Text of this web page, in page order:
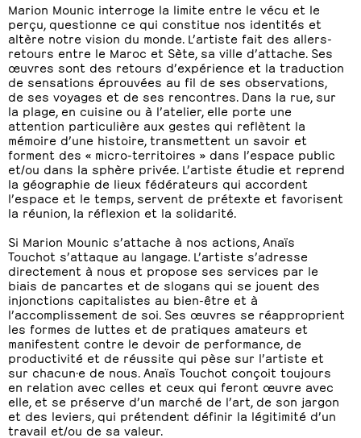
Marion Mounic interroge la limite entre le vécu et le
perçu, questionne ce qui constitue nos identités et
altère notre vision du monde. L’artiste fait des allers-
retours entre le Maroc et Sète, sa ville d’attache. Ses
œuvres sont des retours d’expérience et la traduction
de sensations éprouvées au fil de ses observations,
de ses voyages et de ses rencontres. Dans la rue, sur
la plage, en cuisine ou à l’atelier, elle porte une
attention particulière aux gestes qui reflètent la
mémoire d’une histoire, transmettent un savoir et
forment des « micro-territoires » dans l’espace public
et/ou dans la sphère privée. L’artiste étudie et reprend
la géographie de lieux fédérateurs qui accordent
l’espace et le temps, servent de prétexte et favorisent
la réunion, la réflexion et la solidarité.
Si Marion Mounic s’attache à nos actions, Anaïs
Touchot s’attaque au langage. L’artiste s’adresse
directement à nous et propose ses services par le
biais de pancartes et de slogans qui se jouent des
injonctions capitalistes au bien-être et à
l’accomplissement de soi. Ses œuvres se réapproprient
les formes de luttes et de pratiques amateurs et
manifestent contre le devoir de performance, de
productivité et de réussite qui pèse sur l’artiste et
sur chacun·e de nous. Anaïs Touchot conçoit toujours
en relation avec celles et ceux qui feront œuvre avec
elle, et se préserve d’un marché de l’art, de son jargon
et des leviers, qui prétendent définir la légitimité d’un
travail et/ou de sa valeur.